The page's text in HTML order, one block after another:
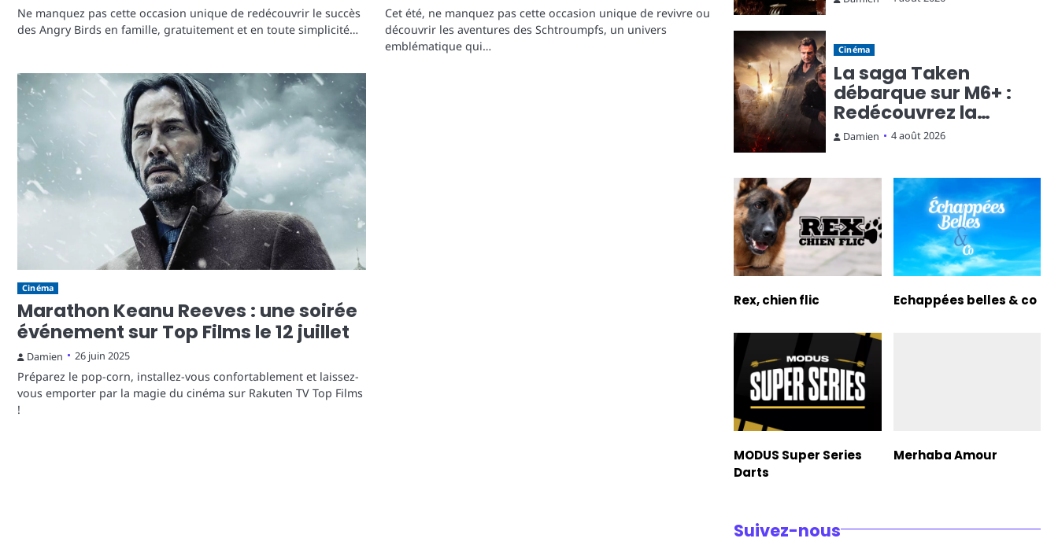
Ne manquez pas cette occasion unique de redécouvrir le succès
des Angry Birds en famille, gratuitement et en toute simplicité…
Cet été, ne manquez pas cette occasion unique de revivre ou
découvrir les aventures des Schtroumpfs, un univers
emblématique qui…
Cinéma
Marathon Keanu Reeves : une soirée
événement sur Top Films le 12 juillet
Damien 26 juin 2025
Préparez le pop-corn, installez-vous confortablement et laissez-
vous emporter par la magie du cinéma sur Rakuten TV Top Films
!
Cinéma
La saga Taken
débarque sur M6+ :
Redécouvrez la
trilogie d’action
gratuit
Damien 4 août 2026
Rex, chien flic Echappées belles & co
MODUS Super Series
Darts
Merhaba Amour
Suivez-nous